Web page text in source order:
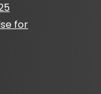
for